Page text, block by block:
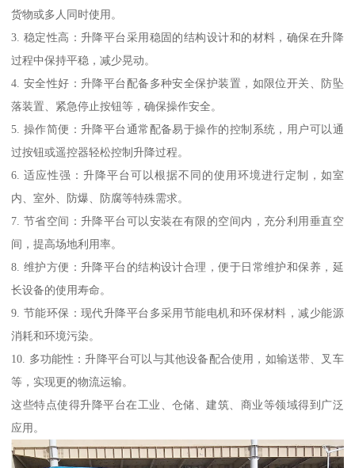
货物或多人同时使用。
3. 稳定性高：升降平台采用稳固的结构设计和的材料，确保在升降
过程中保持平稳，减少晃动。
4. 安全性好：升降平台配备多种安全保护装置，如限位开关、防坠
落装置、紧急停止按钮等，确保操作安全。
5. 操作简便：升降平台通常配备易于操作的控制系统，用户可以通
过按钮或遥控器轻松控制升降过程。
6. 适应性强：升降平台可以根据不同的使用环境进行定制，如室
内、室外、防爆、防腐等特殊需求。
7. 节省空间：升降平台可以安装在有限的空间内，充分利用垂直空
间，提高场地利用率。
8. 维护方便：升降平台的结构设计合理，便于日常维护和保养，延
长设备的使用寿命。
9. 节能环保：现代升降平台多采用节能电机和环保材料，减少能源
消耗和环境污染。
10. 多功能性：升降平台可以与其他设备配合使用，如输送带、叉车
等，实现更的物流运输。
这些特点使得升降平台在工业、仓储、建筑、商业等领域得到广泛
应用。